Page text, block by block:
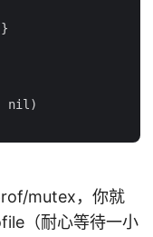
nil)
mutex，你就
（耐心等待一小